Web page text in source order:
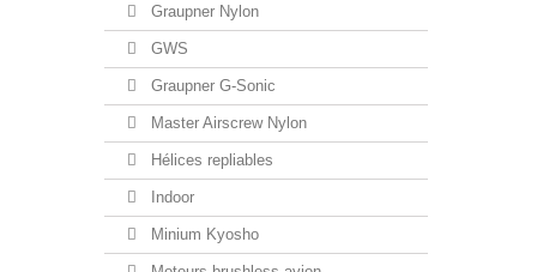
Graupner Nylon
GWS
Graupner G-Sonic
Master Airscrew Nylon
Hélices repliables
Indoor
Minium Kyosho